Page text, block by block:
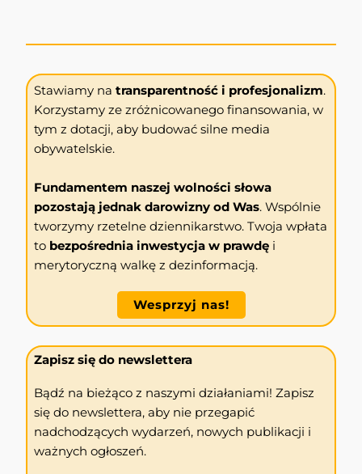
Stawiamy natransparentność i profesjonalizm.
Korzystamy ze zróżnicowanego finansowania, w
tym z dotacji, aby budować silne media
obywatelskie.
Fundamentem naszej wolności słowa
pozostają jednak darowizny od Was. Wspólnie
tworzymy rzetelne dziennikarstwo. Twoja wpłata
to bezpośrednia inwestycja w prawdę i
merytoryczną walkę z dezinformacją.
Wesprzyj nas!
Zapisz się do newslettera
Bądź na bieżąco z naszymi działaniami! Zapisz
się do newslettera, aby nie przegapić
nadchodzących wydarzeń, nowych publikacji i
ważnych ogłoszeń.